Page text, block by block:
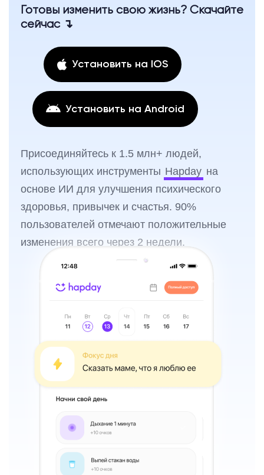
Готовы изменить свою жизнь? Скачайте
сейчас ↴
Установить на IOS
Установить на Android
Присоединяйтесь к 1.5 млн+ людей,
использующих инструменты Hapday на
основе ИИ для улучшения психического
здоровья, привычек и счастья. 90%
пользователей отмечают положительные
изменения всего через 2 недели.